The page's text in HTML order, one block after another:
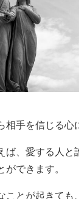
相手を信じる心
ば、愛する人と
ができます。
ことが起きても